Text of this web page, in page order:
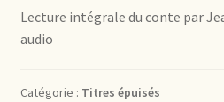
Lecture intégrale du conte par
audio
Catégorie : Titres épuisés